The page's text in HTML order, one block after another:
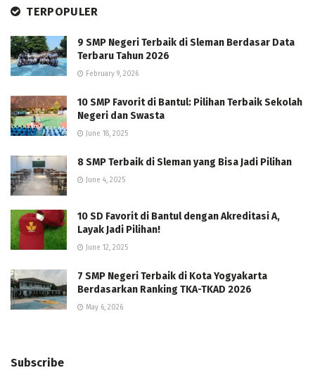
TERPOPULER
9 SMP Negeri Terbaik di Sleman Berdasar Data
Terbaru Tahun 2026
February 9, 2026
10 SMP Favorit di Bantul: Pilihan Terbaik Sekolah
Negeri dan Swasta
June 18, 2025
8 SMP Terbaik di Sleman yang Bisa Jadi Pilihan
June 4, 2025
10 SD Favorit di Bantul dengan Akreditasi A,
Layak Jadi Pilihan!
June 12, 2025
7 SMP Negeri Terbaik di Kota Yogyakarta
Berdasarkan Ranking TKA-TKAD 2026
May 6, 2026
Subscribe